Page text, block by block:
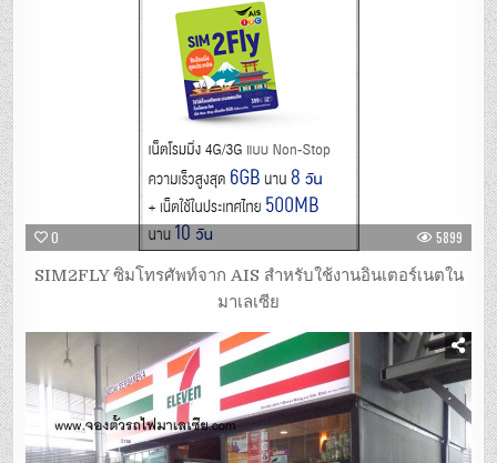
0 5899
SIM2FLY ซิมโทรศัพท์จาก AIS สำหรับใช้งานอินเตอร์เนตใน
มาเลเซีย